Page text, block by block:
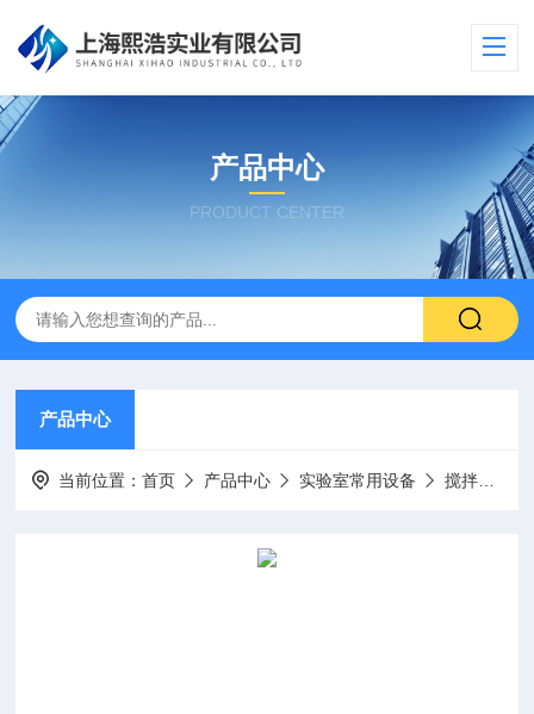
产品中心
PRODUCT CENTER
产品中心
当前位置：首页 产品中心 实验室常用设备 搅拌器